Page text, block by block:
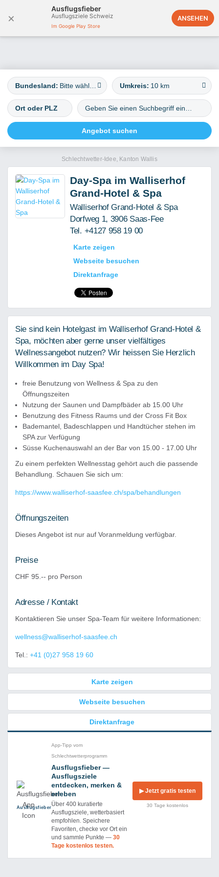
×
Ausflugsfieber
Ausflugsziele Schweiz
Im Google Play Store
ANSEHEN
Deutschland
Bundesland: Umkreis: 10 km
Schlechtwetter-Idee, Kanton Wallis
Day-Spa im Walliserhof
Grand-Hotel & Spa
Walliserhof Grand-Hotel & Spa
Dorfweg 1, 3906 Saas-Fee
Tel. +4127 958 19 00
Karte zeigen
Webseite besuchen
Direktanfrage
Sie sind kein Hotelgast im Walliserhof Grand-Hotel &
Spa, möchten aber gerne unser vielfältiges
Wellnessangebot nutzen? Wir heissen Sie Herzlich
Willkommen im Day Spa!
freie Benutzung von Wellness & Spa zu den
Öffnungszeiten
Nutzung der Saunen und Dampfbäder ab 15.00 Uhr
Benutzung des Fitness Raums und der Cross Fit Box
Bademantel, Badeschlappen und Handtücher stehen im
SPA zur Verfügung
Süsse Kuchenauswahl an der Bar von 15.00 - 17.00 Uhr
Zu einem perfekten Wellnesstag gehört auch die passende
Behandlung. Schauen Sie sich um:
https://www.walliserhof-saasfee.ch/spa/behandlungen
Öffnungszeiten
Dieses Angebot ist nur auf Voranmeldung verfügbar.
Preise
CHF 95.-- pro Person
Adresse / Kontakt
Kontaktieren Sie unser Spa-Team für weitere Informationen:
wellness@walliserhof-saasfee.ch
Tel.: +41 (0)27 958 19 60
Karte zeigen
Webseite besuchen
Direktanfrage
Ausflug­sfieber
App-Tipp vom
Schlechtwetterprogramm
Ausflugsfieber —
Ausflugsziele
entdecken, merken &
erleben
Über 400 kuratierte
Ausflugsziele, wetterbasiert
empfohlen. Speichere
Favoriten, checke vor Ort ein
und sammle Punkte —30
Tage kostenlos testen.
▶ Jetzt gratis testen
30 Tage kostenlos